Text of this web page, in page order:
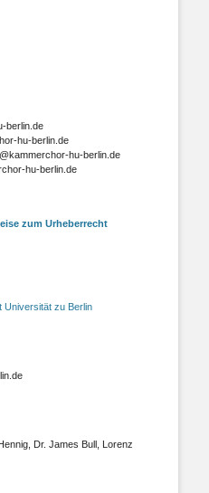
berlin.de
hu-berlin.de
hu-berlin.de
hu-berlin.de
zum Urheberrecht
Universität zu Berlin
Dr. James Bull, Lorenz